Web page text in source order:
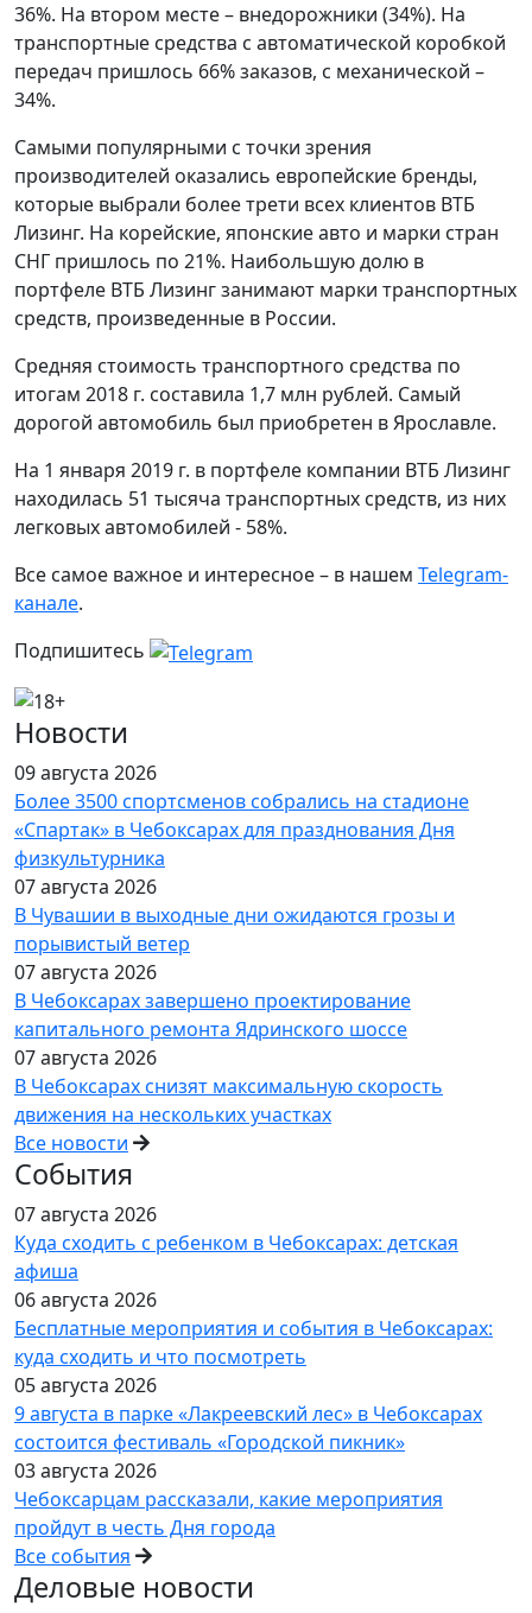
36%. На втором месте – внедорожники (34%). На
транспортные средства с автоматической коробкой
передач пришлось 66% заказов, с механической –
34%.
Самыми популярными с точки зрения
производителей оказались европейские бренды,
которые выбрали более трети всех клиентов ВТБ
Лизинг. На корейские, японские авто и марки стран
СНГ пришлось по 21%. Наибольшую долю в
портфеле ВТБ Лизинг занимают марки транспортных
средств, произведенные в России.
Средняя стоимость транспортного средства по
итогам 2018 г. составила 1,7 млн рублей. Самый
дорогой автомобиль был приобретен в Ярославле.
На 1 января 2019 г. в портфеле компании ВТБ Лизинг
находилась 51 тысяча транспортных средств, из них
легковых автомобилей - 58%.
Все самое важное и интересное – в нашем Telegram-
канале.
Подпишитесь
Новости
09 августа 2026
Более 3500 спортсменов собрались на стадионе
«Спартак» в Чебоксарах для празднования Дня
физкультурника
07 августа 2026
В Чувашии в выходные дни ожидаются грозы и
порывистый ветер
07 августа 2026
В Чебоксарах завершено проектирование
капитального ремонта Ядринского шоссе
07 августа 2026
В Чебоксарах снизят максимальную скорость
движения на нескольких участках
Все новости
События
07 августа 2026
Куда сходить с ребенком в Чебоксарах: детская
афиша
06 августа 2026
Бесплатные мероприятия и события в Чебоксарах:
куда сходить и что посмотреть
05 августа 2026
9 августа в парке «Лакреевский лес» в Чебоксарах
состоится фестиваль «Городской пикник»
03 августа 2026
Чебоксарцам рассказали, какие мероприятия
пройдут в честь Дня города
Все события
Деловые новости